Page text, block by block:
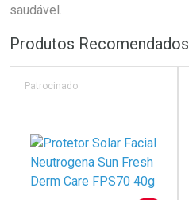
saudável.
Produtos Recomendados
Patrocinado